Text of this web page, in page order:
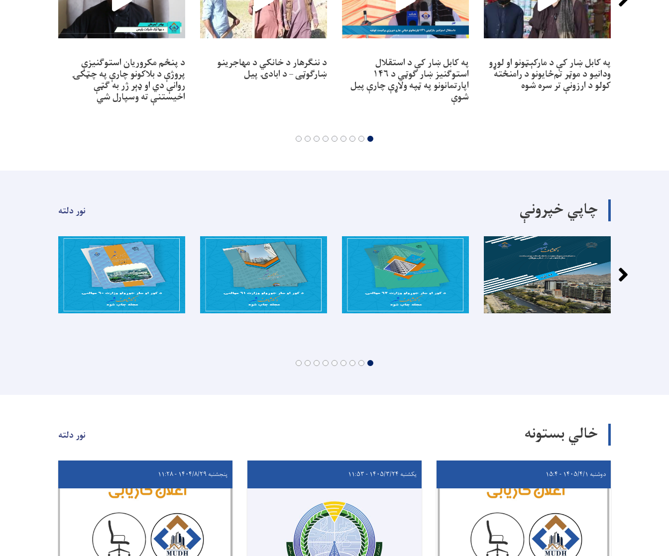
په کابل ښار کې د مارکېټونو او لوړو
ودانیو د موټر تم‌ځایونو د رامنځته
کولو د ارزونې تر سره شوه
په کابل ښار کې د استقلال
استوګنیز ښار ګوټي د ۱۴۶
اپارتمانونو په ټپه ولاړې چارې پیل
شوې
د ننګرهار د خانکي د مهاجرینو
ښارګوټی – د ابادۍ پیل
د پنځم مکروریان استوګنیزې
پروژې د بلاکونو چارې په چټکۍ
روانې دي او ډېر ژر به ګټې
اخیستنې ته وسپارل شي
چاپي خپرونې نور دلته
خالي بستونه نور دلته
دوشنبه ۱۴۰۵/۴/۱ - ۱۵:۴ یکشنبه ۱۴۰۵/۳/۲۴ - ۱۱:۵۳ پنجشنبه ۱۴۰۴/۸/۲۹ - ۱۱:۲۸